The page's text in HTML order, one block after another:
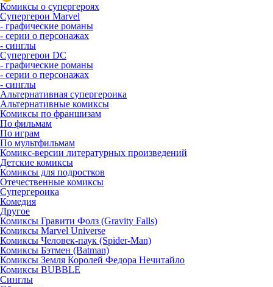
Комиксы о супергероях
Супергерои Marvel
- графические романы
- серии о персонажах
- синглы
Супергерои DC
- графические романы
- серии о персонажах
- синглы
Альтернативная супергероика
Альтернативные комиксы
Комиксы по франшизам
По фильмам
По играм
По мультфильмам
Комикс-версии литературных произведений
Детские комиксы
Комиксы для подростков
Отечественные комиксы
Супергероика
Комедия
Другое
Комиксы Гравити Фолз (Gravity Falls)
Комиксы Marvel Universe
Комиксы Человек-паук (Spider-Man)
Комиксы Бэтмен (Batman)
Комиксы Земля Королей Федора Нечитайло
Комиксы BUBBLE
Синглы